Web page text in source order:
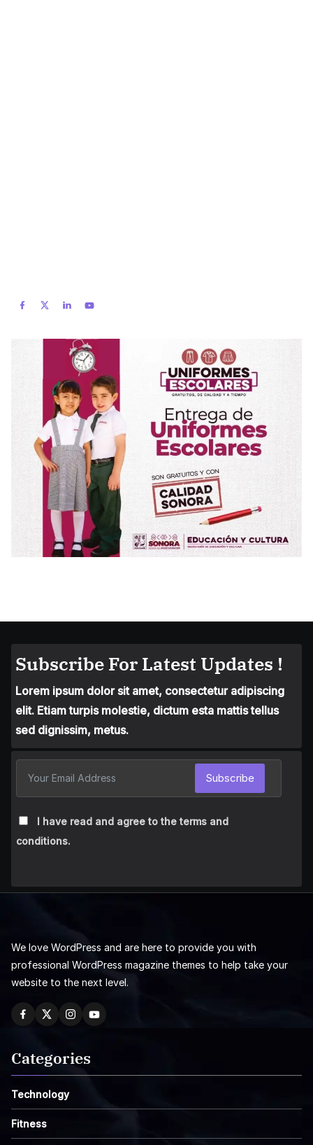
Subscribe For Latest Updates !
Lorem ipsum dolor sit amet, consectetur adipiscing
elit. Etiam turpis molestie, dictum esta mattis tellus
sed dignissim, metus.
I have read and agree to the terms and
conditions.
Subscribe
We love WordPress and are here to provide you with
professional WordPress magazine themes to help take your
website to the next level.
Categories
Technology
Fitness